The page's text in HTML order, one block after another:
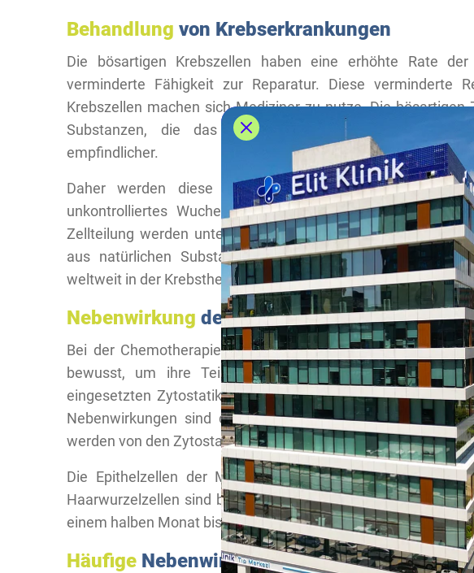
Behandlung von Krebserkrankungen
Die bösartigen Krebszellen haben eine erhöhte Rate
verminderte Fähigkeit zur Reparatur. Diese verminderte
Krebszellen machen sich Mediziner zu nutze. Die bösartigen
Substanzen, die das Zellwachstum und die Teilung
empfindlicher.
Daher werden diese Substanzen gegen die
unkontrolliertes Wuchern zu unterbinden. Die
Zellteilung werden unter dem Begriff Zytostatika
aus natürlichen Substanzen oder werden synthetisch
weltweit in der Krebstherapie zum Einsatz.
Nebenwirkung der Chemotherapie
Bei der Chemotherapie schädigen die behandelnden Ärzte
bewusst, um ihre Teilung und unkontrollierte
eingesetzten Zytostatika können die Krebszellen allerdings
Nebenwirkungen sind die Folge. Schnell wachsende
werden von den Zytostatika ebenso angegriffen.
Die Epithelzellen der Mundschleimhaut, des Darms,
Haarwurzelzellen sind besonders betroffen. Durch ihre
einem halben Monat bis Monat zum Haarverlust durch die
Häufige Nebenwirkungen der Chemotherapie